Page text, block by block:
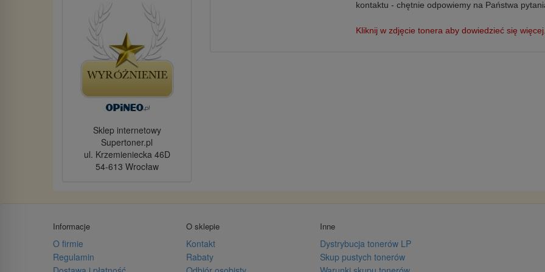
kontaktu - chętnie odpowiemy na Państwa
Kliknij w zdjęcie tonera aby dowiedzieć się
Sklep internetowy
Supertoner.pl
ul. Krzemieniecka 46D
54-613 Wrocław
Informacje
O firmie
Regulamin
O sklepie
Kontakt
Rabaty
Inne
Dystrybucja tonerów LP
Skup pustych tonerów